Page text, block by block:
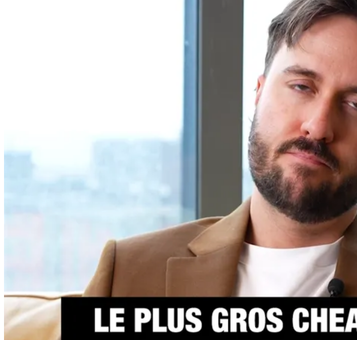
fait qu'il n'y ait pas de délai dans lequel
d'un retour d'impôt qui est quand même
Puis le montant que tu as cotisé, c'est
l'année prochaine. Le meilleur moment
une première propriété, parce que
l'année d'après.
Par contre, comme j'explique, si tu
l'argent dedans, puis le sortir le